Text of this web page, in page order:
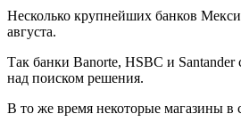
Несколько крупнейших банков
августа.
Так банки Banorte, HSBC и
над поиском решения.
В то же время некоторые магазины